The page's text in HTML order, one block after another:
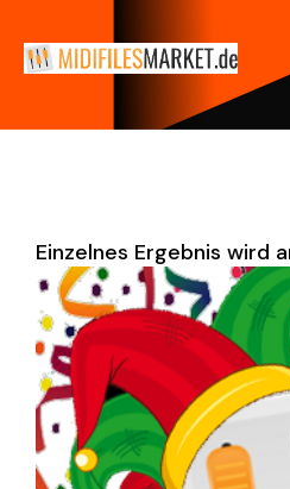
Einzelnes Ergebnis wird